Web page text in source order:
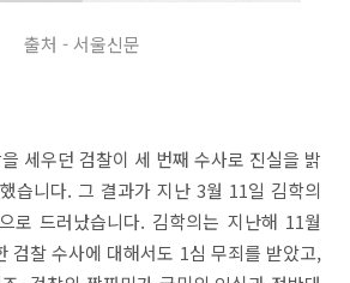
출처 - 서울신문
세우던 검찰이 세 번째 수사로 진실을 밝
습니다. 그 결과가 지난 3월 11일 김학의
로 드러났습니다. 김학의는 지난해 11월
검찰 수사에 대해서도 1심 무죄를 받았고,